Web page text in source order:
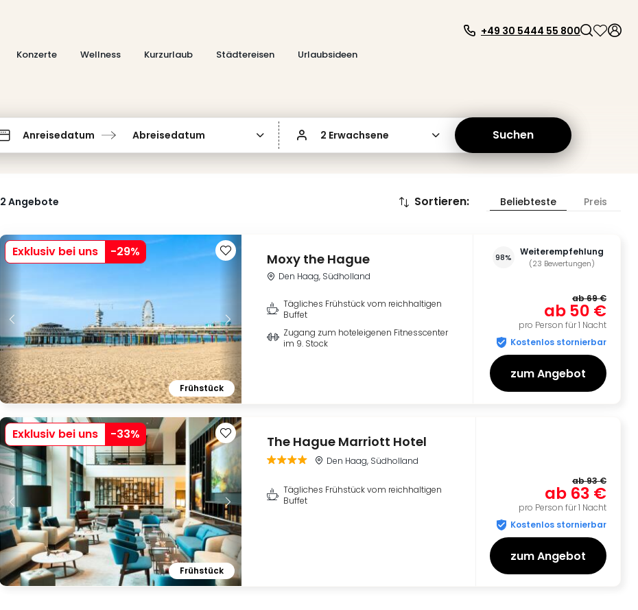
Konzerte Wellness Kurzurlaub Städtereisen
Urlaubsideen
+49 30 5444 55 800
Anreisedatum Abreisedatum 2 Erwachsene Suchen
2 Angebote Sortieren: Beliebteste Preis
Frühstück
Exklusiv bei uns -29% Moxy the Hague
Den Haag, Südholland
Tägliches Frühstück vom reichhaltigen
Buffet
Zugang zum hoteleigenen Fitnesscenter
im 9. Stock
98% Weiterempfehlung
(23 Bewertungen)
ab69 €
ab50 €
pro Person für 1 Nacht
Kostenlos stornierbar
zum Angebot
Frühstück
Exklusiv bei uns -33% The Hague Marriott Hotel
Den Haag, Südholland
Tägliches Frühstück vom reichhaltigen
Buffet
ab93 €
ab 63 €
pro Person für 1 Nacht
Kostenlos stornierbar
zum Angebot